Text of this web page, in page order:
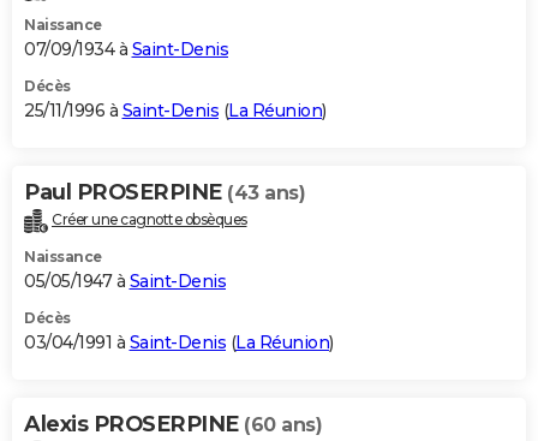
Naissance
07/09/1934 à Saint-Denis
Décès
25/11/1996 à Saint-Denis (La Réunion)
Paul PROSERPINE (43 ans)
Créer une cagnotte obsèques
Naissance
05/05/1947 à Saint-Denis
Décès
03/04/1991 à Saint-Denis (La Réunion)
Alexis PROSERPINE (60 ans)